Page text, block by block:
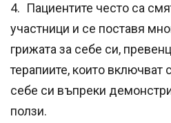
4. Пациентите често са
участници и се поставя
грижата за себе си,
терапиите, които включват
себе си въпреки
ползи.